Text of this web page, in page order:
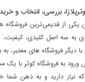
بررسی، انتخاب و
یکی از قدیمی‌ترین
به سه اصل کلیدی،
دیگر فروشگاه های معتبر،
به فروشگاه کوثر با یک
نیاز دارید و به ذهن شما